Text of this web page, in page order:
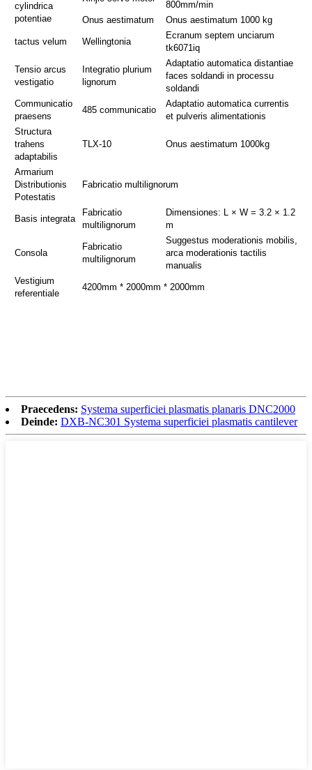
cylindrica
potentiae
800mm/min
Onus aestimatum
Onus aestimatum 1000 kg
tactus velum Wellingtonia
Ecranum septem unciarum
tk6071iq
Tensio arcus
vestigatio
Integratio plurium
lignorum
Adaptatio automatica distantiae
faces soldandi in processu
soldandi
Communicatio
praesens
485 communicatio
Adaptatio automatica currentis
et pulveris alimentationis
Structura
trahens
adaptabilis
TLX-10 Onus aestimatum 1000kg
Armarium
Distributionis
Potestatis
Fabricatio multilignorum
Basis integrata
Fabricatio
multilignorum
Dimensiones: L × W = 3.2 × 1.2
m
Consola
Fabricatio
multilignorum
Suggestus moderationis mobilis,
arca moderationis tactilis
manualis
Vestigium
referentiale
4200mm * 2000mm * 2000mm
Praecedens: Systema superficiei plasmatis planaris DNC2000
Deinde: DXB-NC301 Systema superficiei plasmatis cantilever